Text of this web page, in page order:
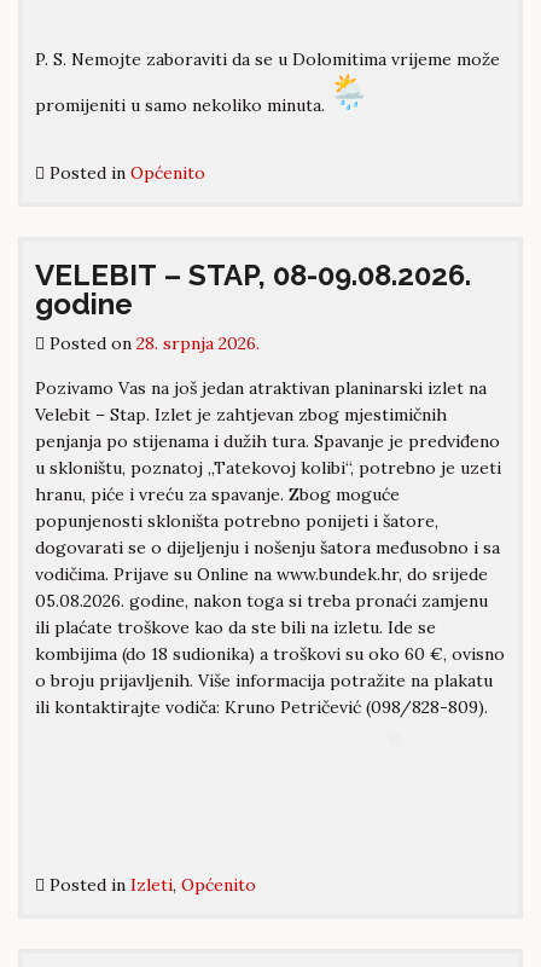
P. S. Nemojte zaboraviti da se u Dolomitima vrijeme može
promijeniti u samo nekoliko minuta.
Posted in Općenito
VELEBIT – STAP, 08-09.08.2026.
godine
Posted on 28. srpnja 2026.
Pozivamo Vas na još jedan atraktivan planinarski izlet na
Velebit – Stap. Izlet je zahtjevan zbog mjestimičnih
penjanja po stijenama i dužih tura. Spavanje je predviđeno
u skloništu, poznatoj „Tatekovoj kolibi“, potrebno je uzeti
hranu, piće i vreću za spavanje. Zbog moguće
popunjenosti skloništa potrebno ponijeti i šatore,
dogovarati se o dijeljenju i nošenju šatora međusobno i sa
vodičima. Prijave su Online na www.bundek.hr, do srijede
05.08.2026. godine, nakon toga si treba pronaći zamjenu
ili plaćate troškove kao da ste bili na izletu. Ide se
kombijima (do 18 sudionika) a troškovi su oko 60 €, ovisno
o broju prijavljenih. Više informacija potražite na plakatu
ili kontaktirajte vodiča: Kruno Petričević (098/828-809).
Posted in Izleti, Općenito